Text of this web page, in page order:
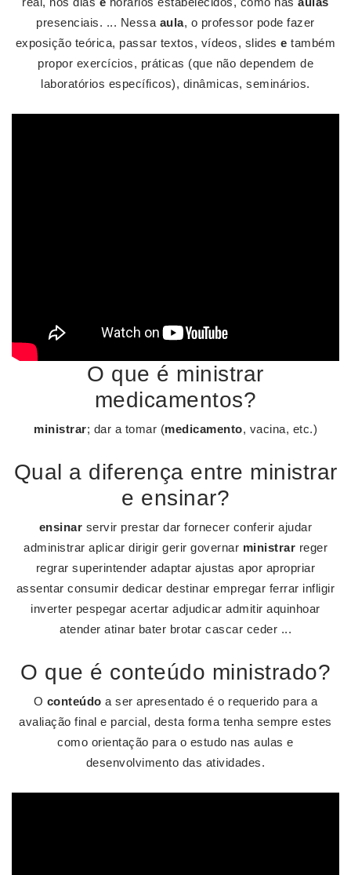
presenciais. ... Nessa aula, o professor pode fazer
exposição teórica, passar textos, vídeos, slidese também
propor exercícios, práticas (que não dependem de
laboratórios específicos), dinâmicas, seminários.
O que é ministrar
medicamentos?
ministrar; dar a tomar (medicamento, vacina, etc.)
Qual a diferença entre ministrar
e ensinar?
ensinar servir prestar dar fornecer conferir ajudar
administrar aplicar dirigir gerir governar ministrar reger
regrar superintender adaptar ajustas apor apropriar
assentar consumir dedicar destinar empregar ferrar infligir
inverter pespegar acertar adjudicar admitir aquinhoar
atender atinar bater brotar cascar ceder ...
O que é conteúdo ministrado?
O conteúdo a ser apresentado é o requerido para a
avaliação final e parcial, desta forma tenha sempre estes
como orientação para o estudo nas aulas e
desenvolvimento das atividades.